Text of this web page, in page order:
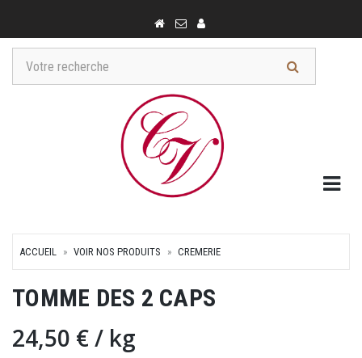
ACCUEIL VOIR NOS PRODUITS CREMERIE
TOMME DES 2 CAPS
24,50 €/ kg